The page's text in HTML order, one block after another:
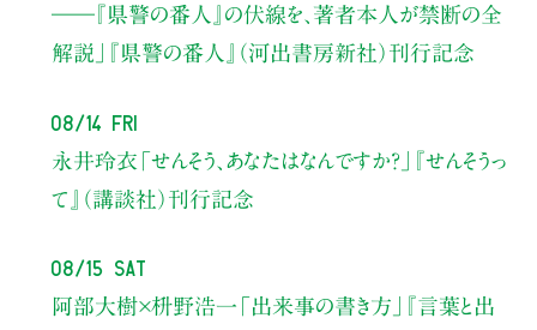
――『県警の番人』の伏線を、著者本人が禁断の全
解説」
『県警の番人』（河出書房新社）刊行記念
08/14 Fri
永井玲衣 「せんそう、あなたはなんですか？」
『せんそうっ
て』（講談社）刊行記念
08/15 Sat
阿部大樹×枡野浩一 「出来事の書き方」
『言葉と出